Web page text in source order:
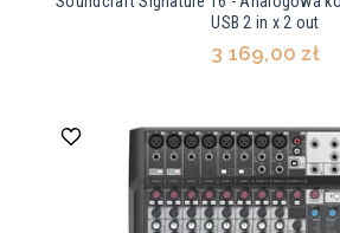
USB 2 in x 2 out
3 169,00 zł